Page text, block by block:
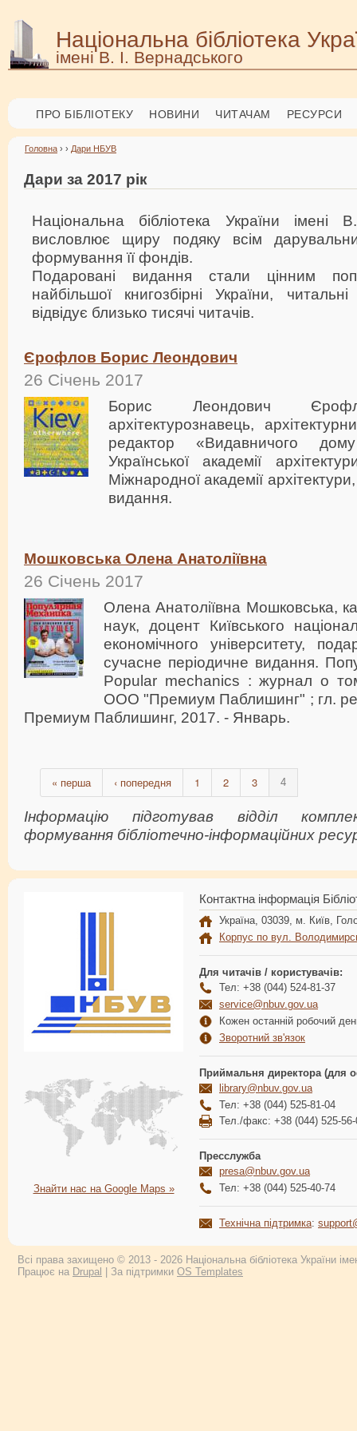
Національна бібліотека
імені В. І. Вернадського
ПРО БІБЛІОТЕКУ НОВИНИ ЧИТАЧАМ РЕСУРСИ
Головна › › Дари НБУВ
Дари за 2017 рік
Національна бібліотека України імені
висловлює щиру подяку всім
формування її фондів.
Подаровані видання стали цінним
найбільшої книгозбірні України,
відвідує близько тисячі читачів.
Єрофлов Борис Леондович
26 Січень 2017
Борис Леондович
архітектурознавець,
редактор «Видавничого
Української академії
Міжнародної академії
видання.
Мошковська Олена Анатоліївна
26 Січень 2017
Олена Анатоліївна Мошковська,
наук, доцент Київського
економічного університету,
сучасне періодичне видання.
Popular mechanics : журнал о
ООО "Премиум Паблишинг" ; гл.
Премиум Паблишинг, 2017. - Январь.
« перша ‹ попередня 1 2 3 4
Інформацію підготував відділ
формування бібліотечно-інформаційних
Знайти нас на Google Maps »
Контактна інформація
Україна, 03039, м. Київ,
Корпус по вул.
Для читачів / користувачів:
Тел: +38 (044) 524-81-37
service@nbuv.gov.ua
Кожен останній робочий
Зворотний зв'язок
Приймальня директора (для
library@nbuv.gov.ua
Тел: +38 (044) 525-81-04
Тел./факс: +38 (044) 525-56-
Пресслужба
presa@nbuv.gov.ua
Тел: +38 (044) 525-40-74
Технічна підтримка:
Всі права захищено © 2013 - 2026 Національна бібліотека України
Працює на Drupal | За підтримки OS Templates